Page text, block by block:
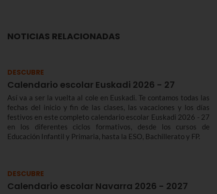
NOTICIAS RELACIONADAS
DESCUBRE
Calendario escolar Euskadi 2026 - 27
Así va a ser la vuelta al cole en Euskadi. Te contamos todas las
fechas del inicio y fin de las clases, las vacaciones y los días
festivos en este completo calendario escolar Euskadi 2026 - 27
en los diferentes ciclos formativos, desde los cursos de
Educación Infantil y Primaria, hasta la ESO, Bachillerato y FP.
DESCUBRE
Calendario escolar Navarra 2026 - 2027